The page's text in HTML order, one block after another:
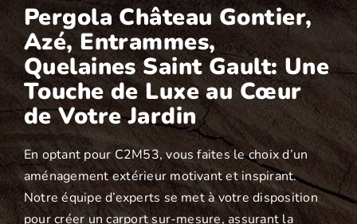
Pergola Château Gontier,
Azé, Entrammes,
Quelaines Saint Gault: Une
Touche de Luxe au Cœur
de Votre Jardin
En optant pour C2M53, vous faites le choix d’un
aménagement extérieur motivant et inspirant.
Notre équipe d’experts se met à votre disposition
pour créer un carport sur-mesure, assurant la